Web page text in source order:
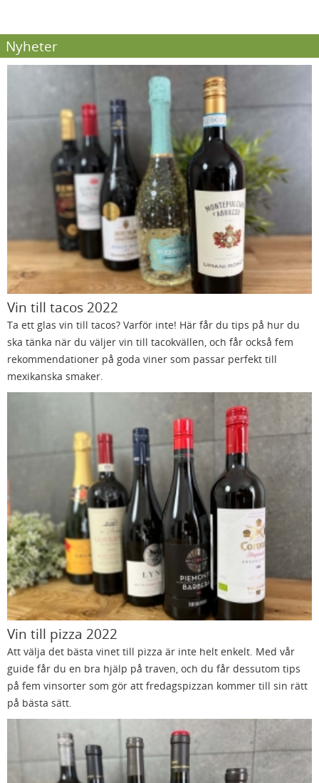
Nyheter
Vin till tacos 2022
Ta ett glas vin till tacos? Varför inte! Här får du tips på hur du
ska tänka när du väljer vin till tacokvällen, och får också fem
rekommendationer på goda viner som passar perfekt till
mexikanska smaker.
Vin till pizza 2022
Att välja det bästa vinet till pizza är inte helt enkelt. Med vår
guide får du en bra hjälp på traven, och du får dessutom tips
på fem vinsorter som gör att fredagspizzan kommer till sin rätt
på bästa sätt.